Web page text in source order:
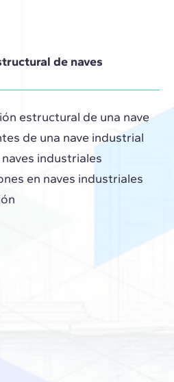
de naves
estructural de una nave
de una nave industrial
industriales
en naves industriales